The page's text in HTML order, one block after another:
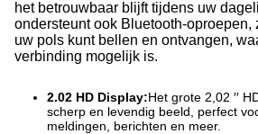
het betrouwbaar blijft tijdens uw
ondersteunt ook Bluetooth-oproepen,
uw pols kunt bellen en ontvangen,
verbinding mogelijk is.
2.02 HD Display:Het grote 2,02 ′′
scherp en levendig beeld, perfect
meldingen, berichten en meer.